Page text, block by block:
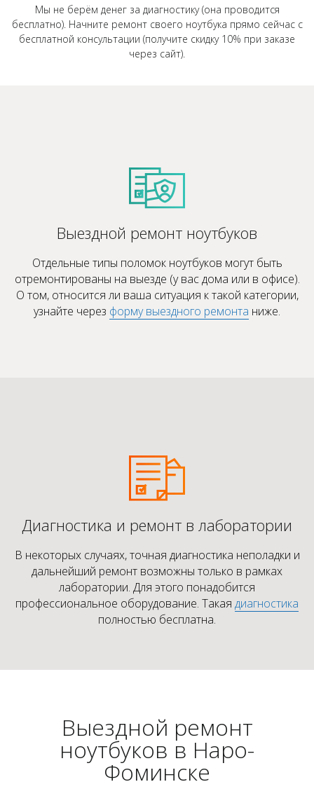
Мы не берём денег за диагностику (она проводится
бесплатно). Начните ремонт своего ноутбука прямо сейчас с
бесплатной консультации (получите скидку 10% при заказе
через сайт).
Выездной ремонт ноутбуков
Отдельные типы поломок ноутбуков могут быть
отремонтированы на выезде (у вас дома или в офисе).
О том, относится ли ваша ситуация к такой категории,
узнайте через форму выездного ремонта ниже.
Диагностика и ремонт в лаборатории
В некоторых случаях, точная диагностика неполадки и
дальнейший ремонт возможны только в рамках
лаборатории. Для этого понадобится
профессиональное оборудование. Такая диагностика
полностью бесплатна.
Выездной ремонт
ноутбуков в Наро-
Фоминске